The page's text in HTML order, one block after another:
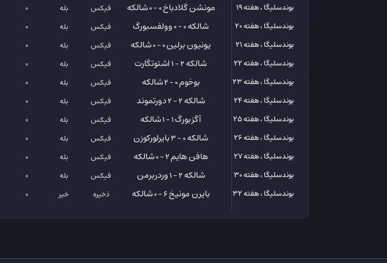
بوندسلیگا ، هفته 19
مونشن گلادباخ0 - 0 شالکه فیکس بله 0
بوندسلیگا ، هفته 20
شالکه0 - 0 وولفسبورگ فیکس بله 0
بوندسلیگا ، هفته 21
یونیون برلین0 - 0 شالکه فیکس بله 0
بوندسلیگا ، هفته 22
شالکه2 - 1 اشتوتگارت فیکس بله 0
بوندسلیگا ، هفته 23
بوخوم0 - 2 شالکه فیکس بله 0
بوندسلیگا ، هفته 24
شالکه2 - 2 دورتموند فیکس بله 0
بوندسلیگا ، هفته 25
آگزبورگ1 - 1 شالکه فیکس بله 0
بوندسلیگا ، هفته 26
شالکه0 - 3 بایرلورکوزن فیکس بله 0
بوندسلیگا ، هفته 27
هافن هایم2 - 0 شالکه فیکس بله 0
بوندسلیگا ، هفته 30
شالکه2 - 1 وردربرمن فیکس بله 0
بوندسلیگا ، هفته 32
بایرن مونیخ6 - 0 شالکه ذخیره خیر 0